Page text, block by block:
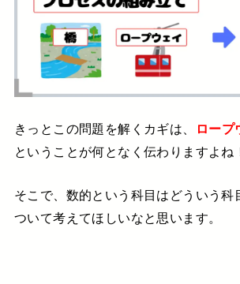
きっとこの問題を解くカギは、 ロープ
ということが何となく伝わりますよね
そこで、数的という科目はどういう
ついて考えてほしいなと思います。